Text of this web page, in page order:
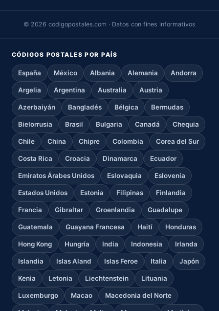
© 2026 codigopostales.com · Datos con fines informativos
CÓDIGOS POSTALES POR PAÍS
España México Albania Alemania Andorra
Argelia Argentina Australia Austria
Azerbaiyán Bangladés Bélgica Bermudas
Bielorrusia Brasil Bulgaria Canadá Chequia
Chile China Chipre Colombia Corea del Sur
Costa Rica Croacia Dinamarca Ecuador
Emiratos Árabes Unidos Eslovaquia Eslovenia
Estados Unidos Estonia Filipinas Finlandia
Francia Gibraltar Groenlandia Guadalupe
Guatemala Guayana Francesa Haití Honduras
Hong Kong Hungría India Indonesia Irlanda
Islandia Islas Aland Islas Feroe Italia Japón
Kenia Letonia Liechtenstein Lituania
Luxemburgo Macao Macedonia del Norte